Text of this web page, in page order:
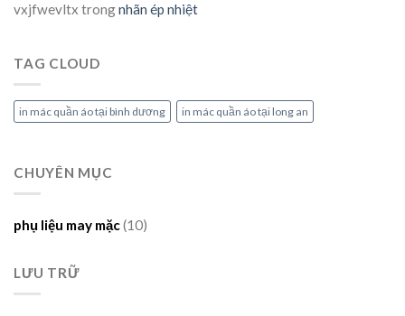
vxjfwevltx trongnhãn ép nhiệt
TAG CLOUD
in mác quần áo tại bình dương in mác quần áo tại long an
CHUYÊN MỤC
phụ liệu may mặc(10)
LƯU TRỮ